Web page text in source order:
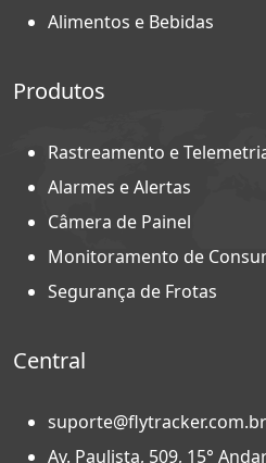
Alimentos e Bebidas
Produtos
Rastreamento e
Alarmes e Alertas
Câmera de Painel
Monitoramento de
Segurança de Frotas
Central
suporte@flytracker.com.br
Av. Paulista, 509, 15°